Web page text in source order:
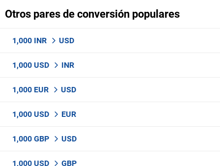
Otros pares de conversión populares
1,000 INR USD
1,000 USD INR
1,000 EUR USD
1,000 USD EUR
1,000 GBP USD
1,000 USD GBP